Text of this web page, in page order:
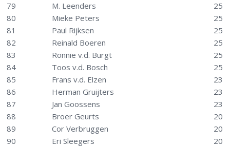
79
M. Leenders
25
80
Mieke Peters
25
81
Paul Rijksen
25
82
Reinald Boeren
25
83
Ronnie v.d. Burgt
25
84
Toos v.d. Bosch
25
85
Frans v.d. Elzen
23
86
Herman Gruijters
23
87
Jan Goossens
23
88
Broer Geurts
20
89
Cor Verbruggen
20
90
Eri Sleegers
20